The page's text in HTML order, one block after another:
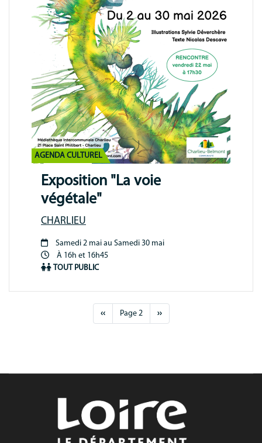
AGENDA CULTUREL
Exposition "La voie
végétale"
CHARLIEU
Période
animation
Samedi 2 mai au Samedi 30 mai
À 16h et 16h45
TOUT PUBLIC
PAGE
PRÉCÉDENTE
‹‹ Page 2
PAGE
SUIVANTE
››